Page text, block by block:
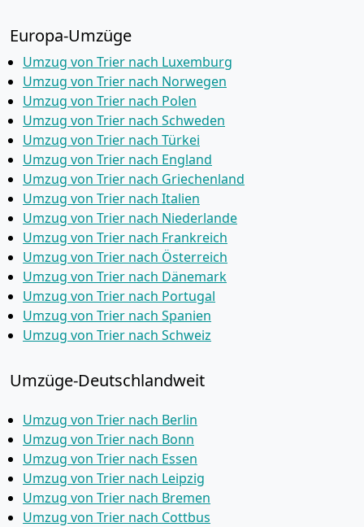
Europa-Umzüge
Umzug von Trier nach Luxemburg
Umzug von Trier nach Norwegen
Umzug von Trier nach Polen
Umzug von Trier nach Schweden
Umzug von Trier nach Türkei
Umzug von Trier nach England
Umzug von Trier nach Griechenland
Umzug von Trier nach Italien
Umzug von Trier nach Niederlande
Umzug von Trier nach Frankreich
Umzug von Trier nach Österreich
Umzug von Trier nach Dänemark
Umzug von Trier nach Portugal
Umzug von Trier nach Spanien
Umzug von Trier nach Schweiz
Umzüge-Deutschlandweit
Umzug von Trier nach Berlin
Umzug von Trier nach Bonn
Umzug von Trier nach Essen
Umzug von Trier nach Leipzig
Umzug von Trier nach Bremen
Umzug von Trier nach Cottbus